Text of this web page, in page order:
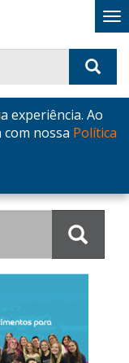
experiência. Ao
nossa Política
2025
de